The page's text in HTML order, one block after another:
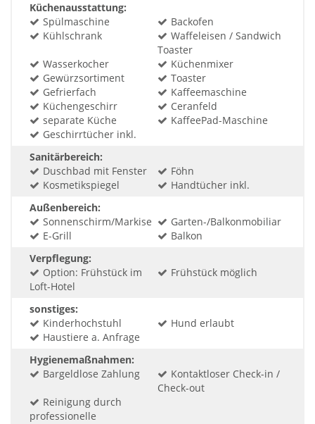
Küchenausstattung:
Spülmaschine
Backofen
Kühlschrank
Waffeleisen / Sandwich
Toaster
Wasserkocher
Küchenmixer
Gewürzsortiment
Toaster
Gefrierfach
Kaffeemaschine
Küchengeschirr
Ceranfeld
separate Küche
KaffeePad-Maschine
Geschirrtücher inkl.
Sanitärbereich:
Duschbad mit Fenster
Föhn
Kosmetikspiegel
Handtücher inkl.
Außenbereich:
Sonnenschirm/Markise
Garten-/Balkonmobiliar
E-Grill
Balkon
Verpflegung:
Option: Frühstück im
Loft-Hotel
Frühstück möglich
sonstiges:
Kinderhochstuhl
Hund erlaubt
Haustiere a. Anfrage
Hygienemaßnahmen:
Bargeldlose Zahlung
Kontaktloser Check-in /
Check-out
Reinigung durch
professionelle